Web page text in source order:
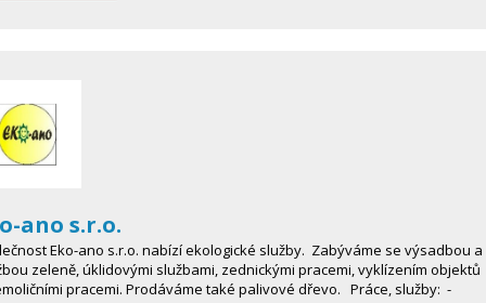
ano s.r.o.
Eko-ano s.r.o. nabízí ekologické služby. Zabýváme se výsadbou a
zeleně, úklidovými službami, zednickými pracemi, vyklízením objektů
pracemi. Prodáváme také palivové dřevo. Práce, služby: -